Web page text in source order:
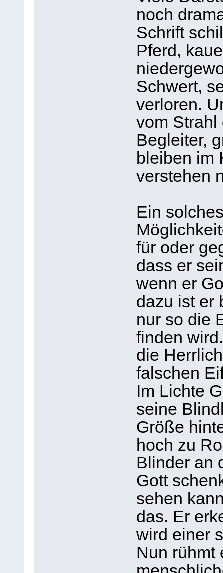
noch
Schrift
Pferd,
Schwert,
verloren.
vom Strahl
Begleiter,
bleiben im
verstehen
Ein
für oder
dass er
wenn er
dazu ist er
nur so die
finden
die
falschen
Im Lichte
seine
Größe
hoch zu
Blinder an
Gott
sehen
das. Er
wird einer
Nun rühmt